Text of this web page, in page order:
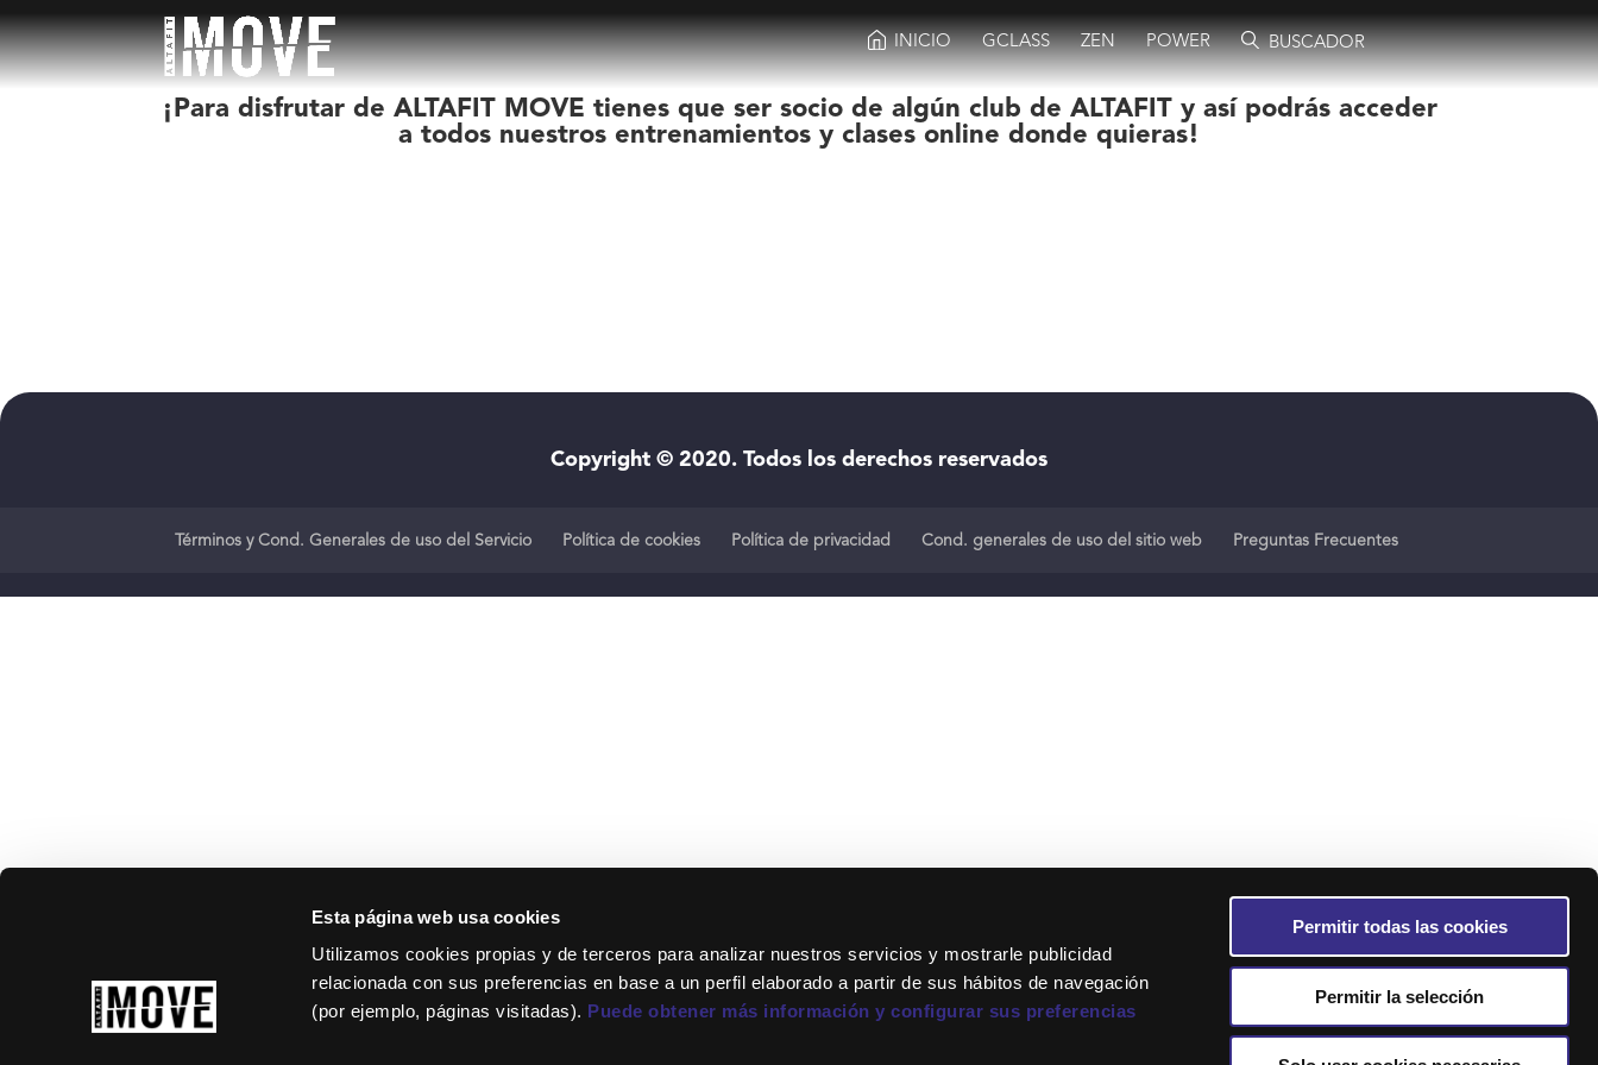
Esta página web usa cookies
Utilizamos cookies propias y de terceros para analizar nuestros servicios y mostrarle publicidad
relacionada con sus preferencias en base a un perfil elaborado a partir de sus hábitos de navegación
(por ejemplo, páginas visitadas). Puede obtener más información y configurar sus preferencias
Permitir todas las cookies
Permitir la selección
INICIO GCLASS ZEN POWER BUSCADOR
¡Para disfrutar de ALTAFIT MOVE tienes que ser socio de algún club de ALTAFIT y así podrás acceder
a todos nuestros entrenamientos y clases online donde quieras!
Copyright © 2020. Todos los derechos reservados
Términos y Cond. Generales de uso del Servicio Política de cookies Política de privacidad Cond. generales de uso del sitio web Preguntas Frecuentes